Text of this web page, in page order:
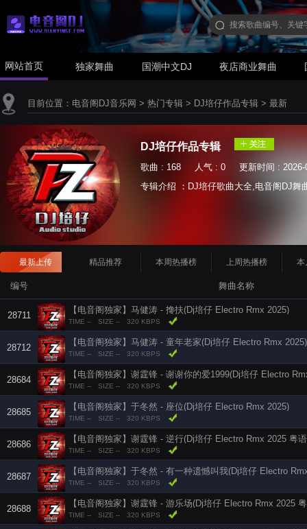
网站首页 独家舞曲 国潮中文DJ 夜店商业舞曲
目前位置： 电音阁DJ音乐网 > 热门专辑 > DJ培仔作品专辑 > 最新
DJ培仔作品专辑
歌曲 : 168 人气 : 0 更新时间 : 2026-
专辑介绍 ：DJ培仔歌曲大全,电音阁DJ舞
最新上传 精品推荐 本周热播榜 上周热播榜 本
编号 舞曲名称
28711
【电音阁独家】马健涛 - 搀扶(Dj培仔 Electro Rmx 2025)
TIME -- SIZE -- 320 KBPS
28712
【电音阁独家】马健涛 - 童年老家(Dj培仔 Electro Rmx 2025)
TIME -- SIZE -- 320 KBPS
28684
【电音阁独家】谢霆锋 - 谢谢你的爱1999(Dj培仔 Electro
TIME -- SIZE -- 320 KBPS
28685
【电音阁独家】于冬然 - 座位(Dj培仔 Electro Rmx 2025)
TIME -- SIZE -- 320 KBPS
28686
【电音阁独家】谢霆锋 - 逆行(Dj培仔 Electro Rmx 2025 粤
TIME -- SIZE -- 320 KBPS
28687
【电音阁独家】于冬然 - 有一种遗憾叫我(Dj培仔 Electro
TIME -- SIZE -- 320 KBPS
28688
【电音阁独家】谢霆锋 - 游乐场(Dj培仔 Electro Rmx 2025
TIME -- SIZE -- 320 KBPS